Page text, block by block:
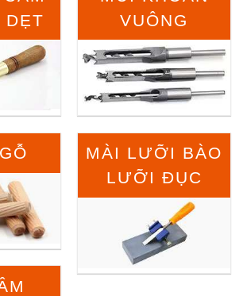
DẸT
VUÔNG
MÀI LƯỠI BÀO
LƯỠI ĐỤC